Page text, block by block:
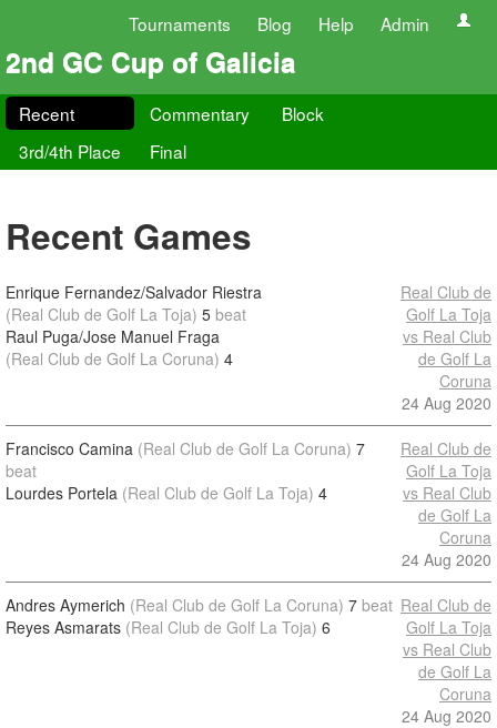
Tournaments Blog Help Admin
2nd GC Cup of Galicia
Recent Commentary
Block
3rd/4th Place
Final
Recent Games
Enrique Fernandez/Salvador Riestra
(Real Club de Golf La Toja) 5 beat
Raul Puga/Jose Manuel Fraga
(Real Club de Golf La Coruna) 4
Real Club de
Golf La Toja
vs Real Club
de Golf La
Coruna
24 Aug 2020
Francisco Camina (Real Club de Golf La Coruna) 7
beat
Lourdes Portela (Real Club de Golf La Toja) 4
Real Club de
Golf La Toja
vs Real Club
de Golf La
Coruna
24 Aug 2020
Andres Aymerich (Real Club de Golf La Coruna) 7 beat
Reyes Asmarats (Real Club de Golf La Toja) 6
Real Club de
Golf La Toja
vs Real Club
de Golf La
Coruna
24 Aug 2020